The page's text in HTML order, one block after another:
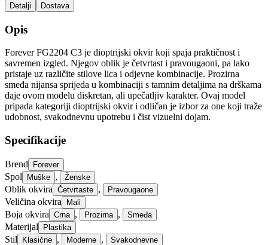
Detalji Dostava
Opis
Forever FG2204 C3 je dioptrijski okvir koji spaja praktičnost i
savremen izgled. Njegov oblik je četvrtast i pravougaoni, pa lako
pristaje uz različite stilove lica i odjevne kombinacije. Prozirna
smeđa nijansa sprijeda u kombinaciji s tamnim detaljima na drškama
daje ovom modelu diskretan, ali upečatljiv karakter. Ovaj model
pripada kategoriji dioptrijski okvir i odličan je izbor za one koji traže
udobnost, svakodnevnu upotrebu i čist vizuelni dojam.
Specifikacije
Brend Forever
Spol Muške , Ženske
Oblik okvira Četvrtaste , Pravougaone
Veličina okvira Mali
Boja okvira Crna , Prozirna , Smeđa
Materijal Plastika
Stil Klasične , Moderne , Svakodnevne